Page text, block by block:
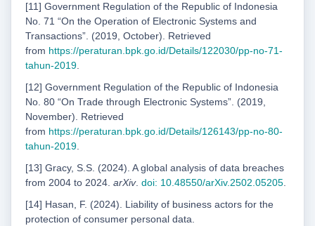
[11] Government Regulation of the Republic of Indonesia
No. 71 “On the Operation of Electronic Systems and
Transactions”. (2019, October). Retrieved
from https://peraturan.bpk.go.id/Details/122030/pp-no-71-
tahun-2019.
[12] Government Regulation of the Republic of Indonesia
No. 80 “On Trade through Electronic Systems”. (2019,
November). Retrieved
from https://peraturan.bpk.go.id/Details/126143/pp-no-80-
tahun-2019.
[13] Gracy, S.S. (2024). A global analysis of data breaches
from 2004 to 2024. arXiv. doi: 10.48550/arXiv.2502.05205.
[14] Hasan, F. (2024). Liability of business actors for the
protection of consumer personal data.